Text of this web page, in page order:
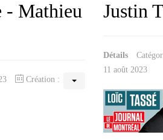
- Mathieu
Création :
Justin
Détails
11 août 2023